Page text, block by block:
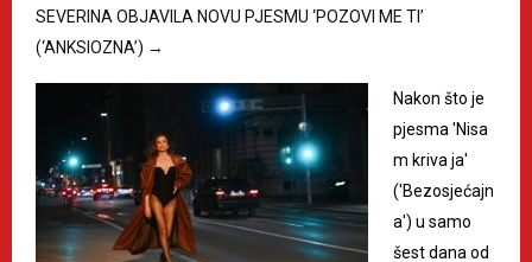
SEVERINA OBJAVILA NOVU PJESMU ‘POZOVI ME TI’
(‘ANKSIOZNA’) →
Nakon što je
pjesma 'Nisa
m kriva ja'
('Bezosjećajn
a') u samo
šest dana od